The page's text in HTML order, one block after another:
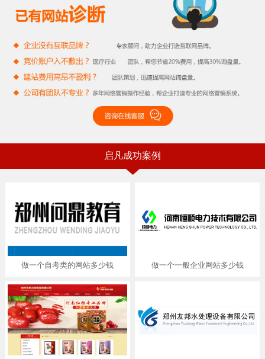
启凡成功案例
做一个自考类的网站多少钱 做一个一般企业网站多少钱